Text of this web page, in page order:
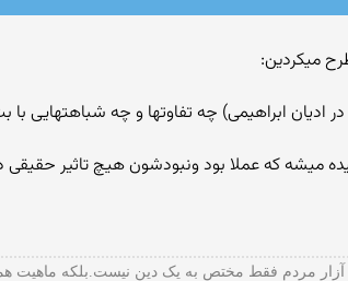
میکردین:
ابراهیمی) چه تفاوتها و چه شباهتهایی با
میشه که عملا بود ونبودشون هیچ تاثیر حقیقی
آزار مردم فقط مختص به یک دین نیست.بلکه ماهیت